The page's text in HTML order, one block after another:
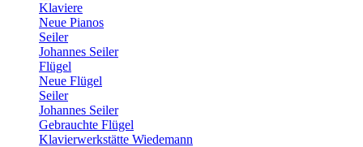
Klaviere
Neue Pianos
Seiler
Johannes Seiler
Flügel
Neue Flügel
Seiler
Johannes Seiler
Gebrauchte Flügel
Klavierwerkstätte Wiedemann